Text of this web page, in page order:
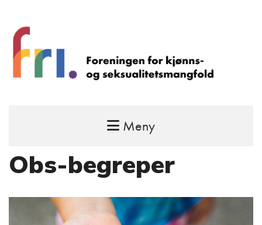
FRI – foreningen for kjønns- og
STÅ OPP FOR RETTEN TIL Å VÆRE FRI
Meny
Obs-begreper